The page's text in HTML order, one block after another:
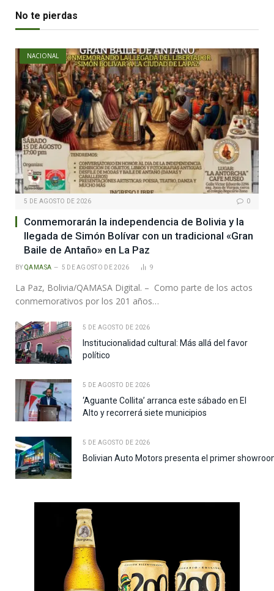
No te pierdas
NACIONAL
5 DE AGOSTO DE 2026 0
Conmemorarán la independencia de Bolivia y la
llegada de Simón Bolívar con un tradicional «Gran
Baile de Antaño» en La Paz
BY QAMASA 5 DE AGOSTO DE 2026 9
La Paz, Bolivia/QAMASA Digital. – Como parte de los actos
conmemorativos por los 201 años…
5 DE AGOSTO DE 2026
Institucionalidad cultural: Más allá del favor
político
5 DE AGOSTO DE 2026
‘Aguante Collita’ arranca este sábado en El
Alto y recorrerá siete municipios
5 DE AGOSTO DE 2026
Bolivian Auto Motors presenta el primer